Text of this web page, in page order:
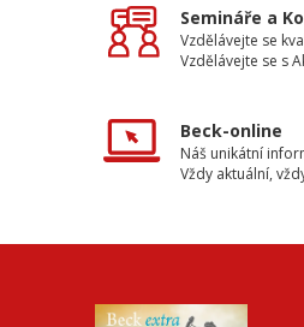
Semináře a
Vzdělávejte se
Vzdělávejte se s
Beck-online
Náš unikátní
Vždy aktuální,